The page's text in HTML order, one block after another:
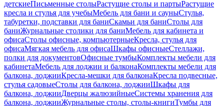
детскиеПисьменные столыРастущие столы и партыРастущие
кресла и стулья для учебыМебель для бани и сауныСтулья,
табуретки, подставки для баниСкамьи для баниСтолы для
баниЖурнальные столики для баниМебель для кабинета и
офисаСтолы офисные, компьютерныеКресла, стулья для
офисаМягкая мебель для офисаШкафы офисныеСтеллажи,
полки для документовОфисные тумбыКомплекты мебели для
кабинетаМебель для лоджии и балконаКомплекты мебели для
балкона, лоджииКресла-мешки для балконаКресла подвесные,
стулья садовыеСтолы для балкона, лоджииШкафы для
балкона, лоджииДверцы жалюзийныеСистемы хранения для
балкона, лоджииЖурнальные столы, столы-книгиТумбы для